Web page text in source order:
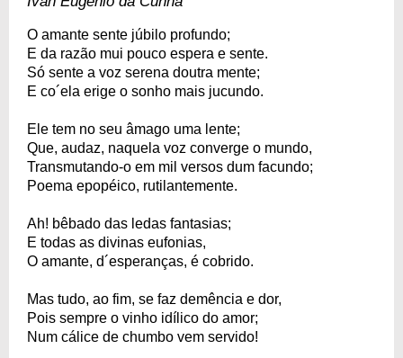
O amante sente júbilo profundo;
E da razão mui pouco espera e sente.
Só sente a voz serena doutra mente;
E co´ela erige o sonho mais jucundo.
Ele tem no seu âmago uma lente;
Que, audaz, naquela voz converge o mundo,
Transmutando-o em mil versos dum facundo;
Poema epopéico, rutilantemente.
Ah! bêbado das ledas fantasias;
E todas as divinas eufonias,
O amante, d´esperanças, é cobrido.
Mas tudo, ao fim, se faz demência e dor,
Pois sempre o vinho idílico do amor;
Num cálice de chumbo vem servido!